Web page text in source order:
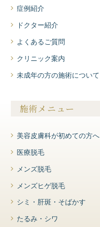
症例紹介
ドクター紹介
よくあるご質問
クリニック案内
未成年の方の施術について
施術メニュー
美容皮膚科が初めての方へ
医療脱毛
メンズ脱毛
メンズヒゲ脱毛
シミ・肝斑・そばかす
たるみ・シワ